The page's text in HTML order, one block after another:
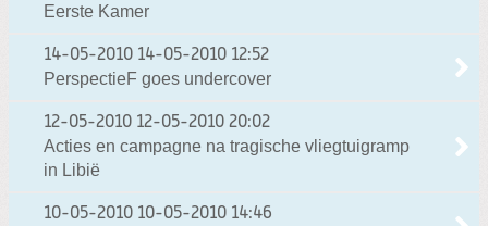
Eerste Kamer
14-05-2010 14-05-2010 12:52
PerspectieF goes undercover
12-05-2010 12-05-2010 20:02
Acties en campagne na tragische vliegtuigramp
in Libië
10-05-2010 10-05-2010 14:46